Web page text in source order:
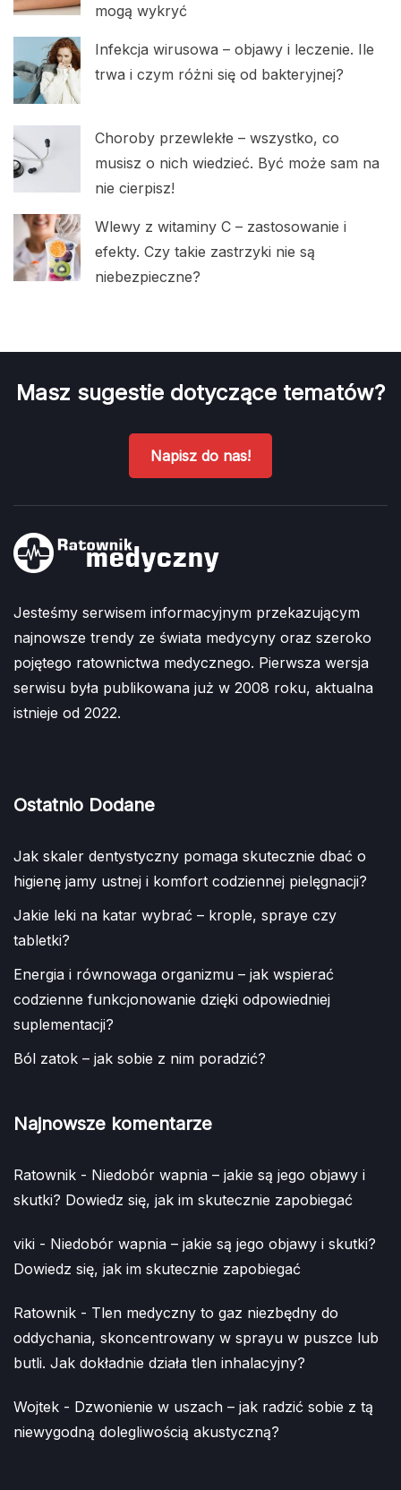
mogą wykryć
Infekcja wirusowa – objawy i leczenie. Ile
trwa i czym różni się od bakteryjnej?
Choroby przewlekłe – wszystko, co
musisz o nich wiedzieć. Być może sam na
nie cierpisz!
Wlewy z witaminy C – zastosowanie i
efekty. Czy takie zastrzyki nie są
niebezpieczne?
Masz sugestie dotyczące tematów?
Napisz do nas!
Jesteśmy serwisem informacyjnym przekazującym
najnowsze trendy ze świata medycyny oraz szeroko
pojętego ratownictwa medycznego. Pierwsza wersja
serwisu była publikowana już w 2008 roku, aktualna
istnieje od 2022.
Ostatnio Dodane
Jak skaler dentystyczny pomaga skutecznie dbać o
higienę jamy ustnej i komfort codziennej pielęgnacji?
Jakie leki na katar wybrać – krople, spraye czy
tabletki?
Energia i równowaga organizmu – jak wspierać
codzienne funkcjonowanie dzięki odpowiedniej
suplementacji?
Ból zatok – jak sobie z nim poradzić?
Najnowsze komentarze
Ratownik - Niedobór wapnia – jakie są jego objawy i
skutki? Dowiedz się, jak im skutecznie zapobiegać
viki - Niedobór wapnia – jakie są jego objawy i skutki?
Dowiedz się, jak im skutecznie zapobiegać
Ratownik - Tlen medyczny to gaz niezbędny do
oddychania, skoncentrowany w sprayu w puszce lub
butli. Jak dokładnie działa tlen inhalacyjny?
Wojtek - Dzwonienie w uszach – jak radzić sobie z tą
niewygodną dolegliwością akustyczną?